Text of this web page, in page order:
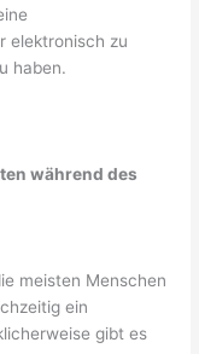
elektronisch zu
haben.
während des
meisten Menschen
ein
gibt es